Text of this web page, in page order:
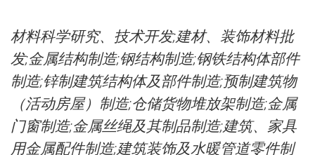
材料科学研究、技术开发;建材、装饰材料批
发;金属结构制造;钢结构制造;钢铁结构体部件
制造;锌制建筑结构体及部件制造;预制建筑物
（活动房屋）制造;仓储货物堆放架制造;金属
门窗制造;金属丝绳及其制品制造;建筑、家具
用金属配件制造;建筑装饰及水暖管道零件制